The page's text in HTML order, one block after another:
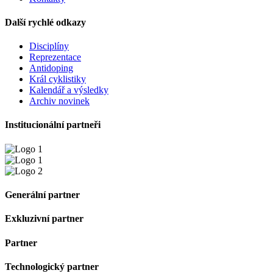
Další rychlé odkazy
Disciplíny
Reprezentace
Antidoping
Král cyklistiky
Kalendář a výsledky
Archiv novinek
Institucionální partneři
Generální partner
Exkluzivní partner
Partner
Technologický partner